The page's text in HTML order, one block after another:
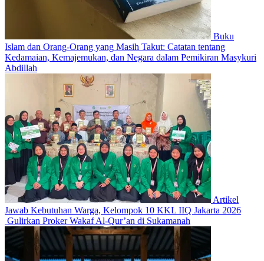
Buku
Islam dan Orang-Orang yang Masih Takut: Catatan tentang
Kedamaian, Kemajemukan, dan Negara dalam Pemikiran Masykuri
Abdillah
Artikel
Jawab Kebutuhan Warga, Kelompok 10 KKL IIQ Jakarta 2026
Gulirkan Proker Wakaf Al-Qur’an di Sukamanah